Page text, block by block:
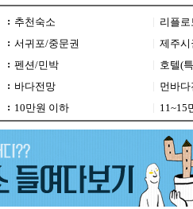
: 추천숙소
리플
: 서귀포/중문권
제주시
: 펜션/민박
호텔(
: 바다전망
먼바
: 10만원 이하 11~15